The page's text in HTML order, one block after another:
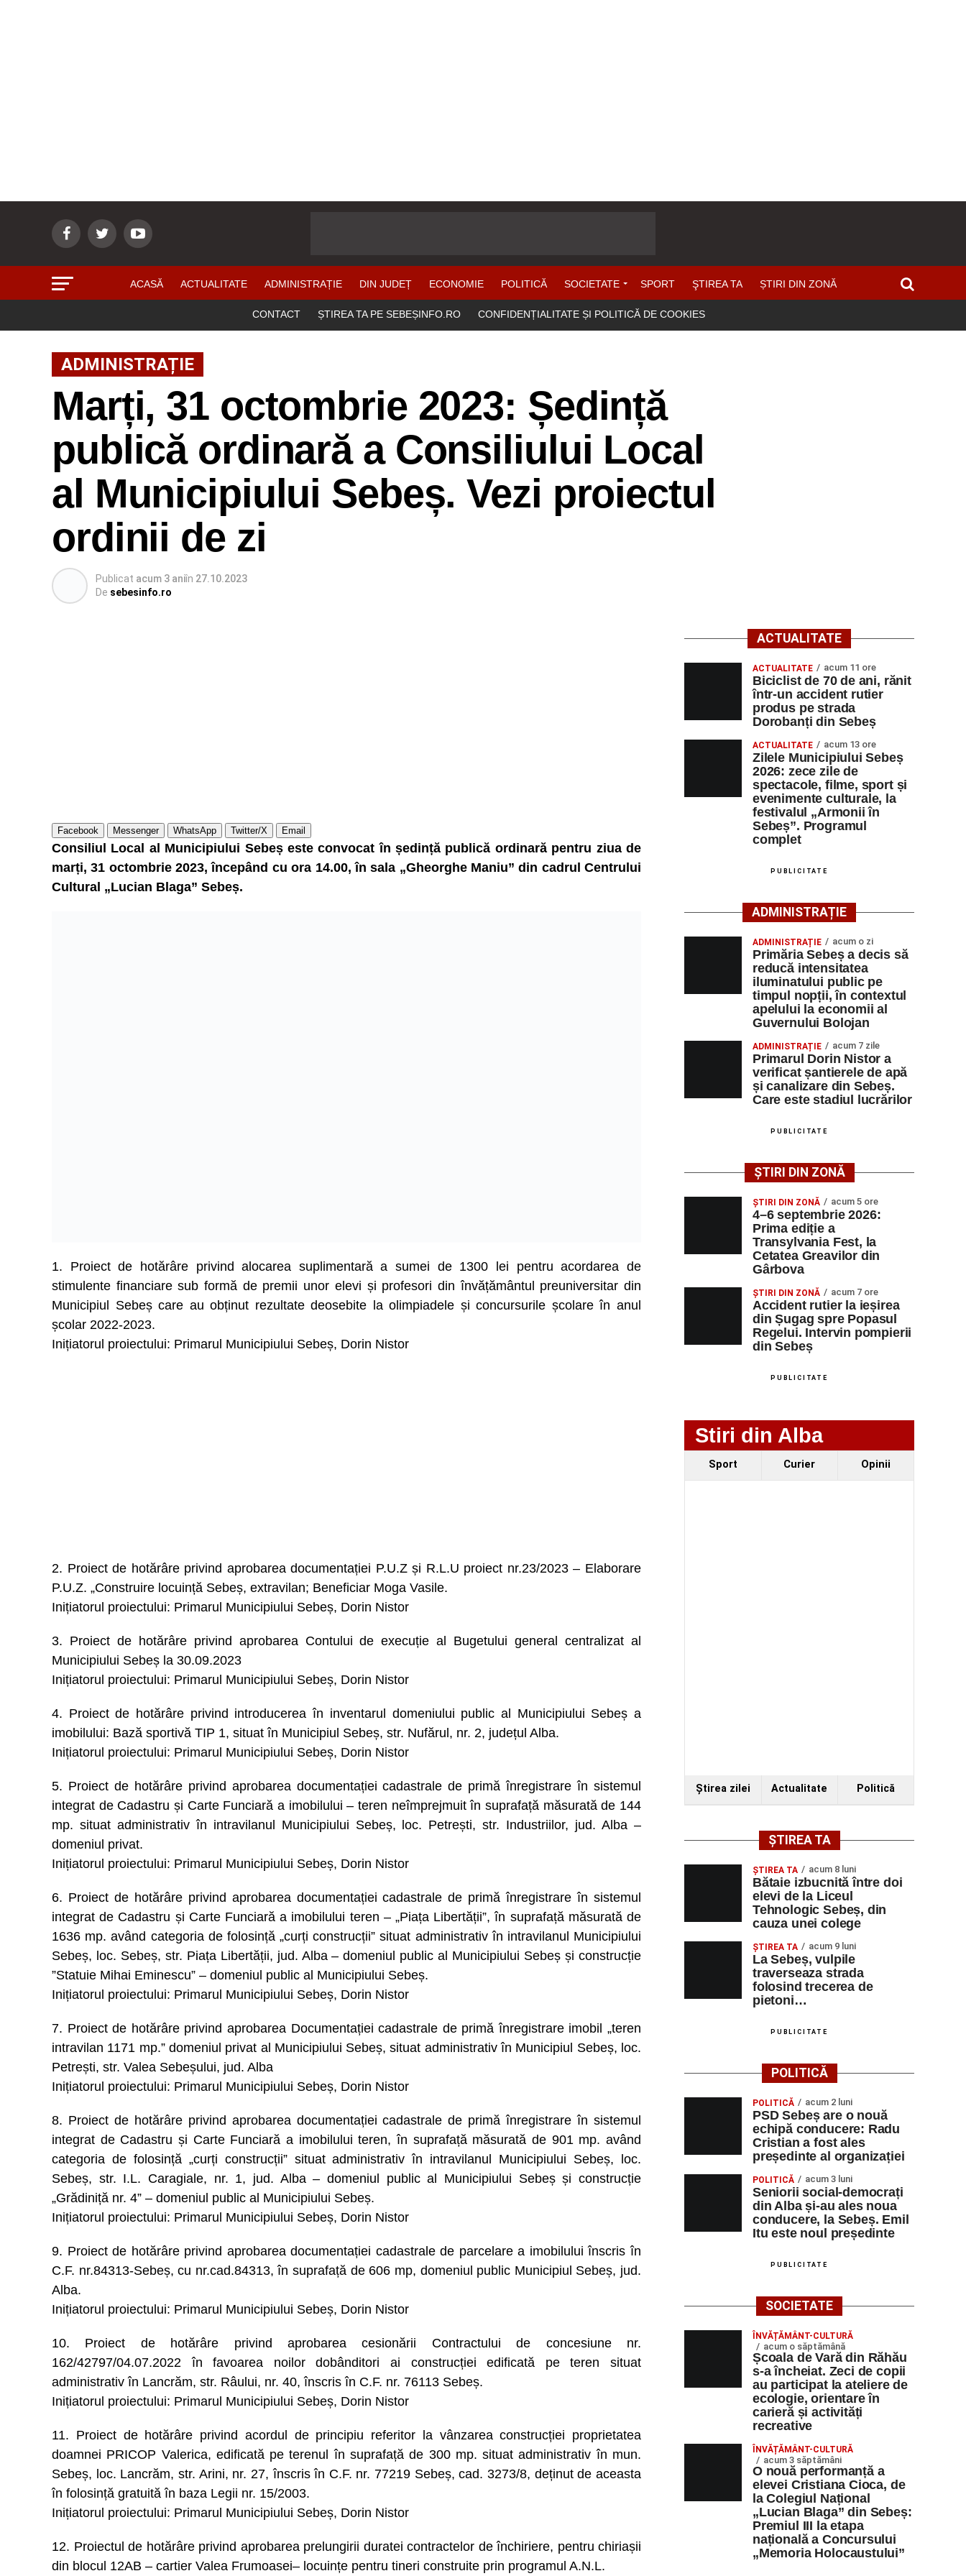
ACASĂ ACTUALITATE ADMINISTRAȚIE DIN JUDEȚ ECONOMIE POLITICĂ SOCIETATE SPORT ŞTIREA TA ȘTIRI DIN ZONĂ
CONTACT ȘTIREA TA PE SEBEȘINFO.RO CONFIDENȚIALITATE ȘI POLITICĂ DE COOKIES
ADMINISTRAȚIE
Marți, 31 octombrie 2023: Ședință
publică ordinară a Consiliului Local
al Municipiului Sebeș. Vezi proiectul
ordinii de zi
Publicat acum 3 aniîn 27.10.2023
De sebesinfo.ro
Facebook Messenger WhatsApp Twitter/X Email
Consiliul Local al Municipiului Sebeș este convocat în ședință publică ordinară pentru ziua de
marți, 31 octombrie 2023, începând cu ora 14.00, în sala „Gheorghe Maniu” din cadrul Centrului
Cultural „Lucian Blaga” Sebeș.
1. Proiect de hotărâre privind alocarea suplimentară a sumei de 1300 lei pentru acordarea de
stimulente financiare sub formă de premii unor elevi și profesori din învățământul preuniversitar din
Municipiul Sebeș care au obținut rezultate deosebite la olimpiadele și concursurile școlare în anul
școlar 2022-2023.
Inițiatorul proiectului: Primarul Municipiului Sebeș, Dorin Nistor
2. Proiect de hotărâre privind aprobarea documentației P.U.Z și R.L.U proiect nr.23/2023 – Elaborare
P.U.Z. „Construire locuință Sebeș, extravilan; Beneficiar Moga Vasile.
Inițiatorul proiectului: Primarul Municipiului Sebeș, Dorin Nistor
3. Proiect de hotărâre privind aprobarea Contului de execuție al Bugetului general centralizat al
Municipiului Sebeș la 30.09.2023
Inițiatorul proiectului: Primarul Municipiului Sebeș, Dorin Nistor
4. Proiect de hotărâre privind introducerea în inventarul domeniului public al Municipiului Sebeș a
imobilului: Bază sportivă TIP 1, situat în Municipiul Sebeș, str. Nufărul, nr. 2, județul Alba.
Inițiatorul proiectului: Primarul Municipiului Sebeș, Dorin Nistor
5. Proiect de hotărâre privind aprobarea documentației cadastrale de primă înregistrare în sistemul
integrat de Cadastru și Carte Funciară a imobilului – teren neîmprejmuit în suprafață măsurată de 144
mp. situat administrativ în intravilanul Municipiului Sebeș, loc. Petrești, str. Industriilor, jud. Alba –
domeniul privat.
Inițiatorul proiectului: Primarul Municipiului Sebeș, Dorin Nistor
6. Proiect de hotărâre privind aprobarea documentației cadastrale de primă înregistrare în sistemul
integrat de Cadastru și Carte Funciară a imobilului teren – „Piața Libertății”, în suprafață măsurată de
1636 mp. având categoria de folosință „curți construcții” situat administrativ în intravilanul Municipiului
Sebeș, loc. Sebeș, str. Piața Libertății, jud. Alba – domeniul public al Municipiului Sebeș și construcție
”Statuie Mihai Eminescu” – domeniul public al Municipiului Sebeș.
Inițiatorul proiectului: Primarul Municipiului Sebeș, Dorin Nistor
7. Proiect de hotărâre privind aprobarea Documentației cadastrale de primă înregistrare imobil „teren
intravilan 1171 mp.” domeniul privat al Municipiului Sebeș, situat administrativ în Municipiul Sebeș, loc.
Petrești, str. Valea Sebeșului, jud. Alba
Inițiatorul proiectului: Primarul Municipiului Sebeș, Dorin Nistor
8. Proiect de hotărâre privind aprobarea documentației cadastrale de primă înregistrare în sistemul
integrat de Cadastru și Carte Funciară a imobilului teren, în suprafață măsurată de 901 mp. având
categoria de folosință „curți construcții” situat administrativ în intravilanul Municipiului Sebeș, loc.
Sebeș, str. I.L. Caragiale, nr. 1, jud. Alba – domeniul public al Municipiului Sebeș și construcție
„Grădiniță nr. 4” – domeniul public al Municipiului Sebeș.
Inițiatorul proiectului: Primarul Municipiului Sebeș, Dorin Nistor
9. Proiect de hotărâre privind aprobarea documentației cadastrale de parcelare a imobilului înscris în
C.F. nr.84313-Sebeș, cu nr.cad.84313, în suprafață de 606 mp, domeniul public Municipiul Sebeș, jud.
Alba.
Inițiatorul proiectului: Primarul Municipiului Sebeș, Dorin Nistor
10. Proiect de hotărâre privind aprobarea cesionării Contractului de concesiune nr.
162/42797/04.07.2022 în favoarea noilor dobânditori ai construcției edificată pe teren situat
administrativ în Lancrăm, str. Râului, nr. 40, înscris în C.F. nr. 76113 Sebeș.
Inițiatorul proiectului: Primarul Municipiului Sebeș, Dorin Nistor
11. Proiect de hotărâre privind acordul de principiu referitor la vânzarea construcției proprietatea
doamnei PRICOP Valerica, edificată pe terenul în suprafață de 300 mp. situat administrativ în mun.
Sebeș, loc. Lancrăm, str. Arini, nr. 27, înscris în C.F. nr. 77219 Sebeș, cad. 3273/8, deținut de aceasta
în folosință gratuită în baza Legii nr. 15/2003.
Inițiatorul proiectului: Primarul Municipiului Sebeș, Dorin Nistor
12. Proiectul de hotărâre privind aprobarea prelungirii duratei contractelor de închiriere, pentru chiriașii
din blocul 12AB – cartier Valea Frumoasei– locuințe pentru tineri construite prin programul A.N.L.
ACTUALITATE
ACTUALITATE acum 11 ore
Biciclist de 70 de ani, rănit
într-un accident rutier
produs pe strada
Dorobanți din Sebeș
ACTUALITATE acum 13 ore
Zilele Municipiului Sebeș
2026: zece zile de
spectacole, filme, sport și
evenimente culturale, la
festivalul „Armonii în
Sebeș”. Programul
complet
PUBLICITATE
ADMINISTRAȚIE
ADMINISTRAȚIE acum o zi
Primăria Sebeș a decis să
reducă intensitatea
iluminatului public pe
timpul nopții, în contextul
apelului la economii al
Guvernului Bolojan
ADMINISTRAȚIE acum 7 zile
Primarul Dorin Nistor a
verificat șantierele de apă
și canalizare din Sebeș.
Care este stadiul lucrărilor
PUBLICITATE
ȘTIRI DIN ZONĂ
ȘTIRI DIN ZONĂ acum 5 ore
4–6 septembrie 2026:
Prima ediție a
Transylvania Fest, la
Cetatea Greavilor din
Gârbova
ȘTIRI DIN ZONĂ acum 7 ore
Accident rutier la ieșirea
din Șugag spre Popasul
Regelui. Intervin pompierii
din Sebeș
PUBLICITATE
Stiri din Alba
Sport Curier Opinii
Ştirea zilei Actualitate Politică
ȘTIREA TA
ŞTIREA TA acum 8 luni
Bătaie izbucnită între doi
elevi de la Liceul
Tehnologic Sebeș, din
cauza unei colege
ŞTIREA TA acum 9 luni
La Sebeș, vulpile
traverseaza strada
folosind trecerea de
pietoni…
PUBLICITATE
POLITICĂ
POLITICĂ acum 2 luni
PSD Sebeș are o nouă
echipă conducere: Radu
Cristian a fost ales
președinte al organizației
POLITICĂ acum 3 luni
Seniorii social-democrați
din Alba și-au ales noua
conducere, la Sebeș. Emil
Itu este noul președinte
PUBLICITATE
SOCIETATE
ÎNVĂȚĂMÂNT-CULTURĂ
acum o săptămână
Școala de Vară din Răhău
s-a încheiat. Zeci de copii
au participat la ateliere de
ecologie, orientare în
carieră și activități
recreative
ÎNVĂȚĂMÂNT-CULTURĂ
acum 3 săptămâni
O nouă performanță a
elevei Cristiana Cioca, de
la Colegiul Național
„Lucian Blaga” din Sebeș:
Premiul III la etapa
națională a Concursului
„Memoria Holocaustului”